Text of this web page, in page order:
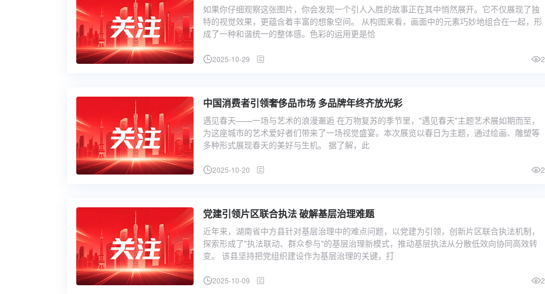
如果你仔细观察这张图片，你会发现一个引人入胜的故事正在其中悄然展开。它不仅展现了独
特的视觉效果，更蕴含着丰富的想象空间。 从构图来看，画面中的元素巧妙地组合在一起，形
成了一种和谐统一的整体感。色彩的运用更是恰
2025-10-29 2
中国消费者引领奢侈品市场 多品牌年终齐放光彩
遇见春天——一场与艺术的浪漫邂逅 在万物复苏的季节里，"遇见春天"主题艺术展如期而至，
为这座城市的艺术爱好者们带来了一场视觉盛宴。本次展览以春日为主题，通过绘画、雕塑等
多种形式展现春天的美好与生机。 据了解，此
2025-10-20 2
党建引领片区联合执法 破解基层治理难题
近年来，湖南省中方县针对基层治理中的难点问题，以党建为引领，创新片区联合执法机制，
探索形成了"执法联动、群众参与"的基层治理新模式，推动基层执法从分散低效向协同高效转
变。 该县坚持把党组织建设作为基层治理的关键，打
2025-10-09 2